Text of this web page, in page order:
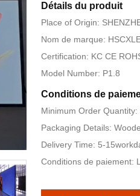
Détails du produit
Place of Origin:
Nom de marque:
Certification: KC CE
Model Number: P1.8
Conditions de
Minimum Order Quantity:
Packaging Details:
Delivery Time: 5-
Conditions de paiement: